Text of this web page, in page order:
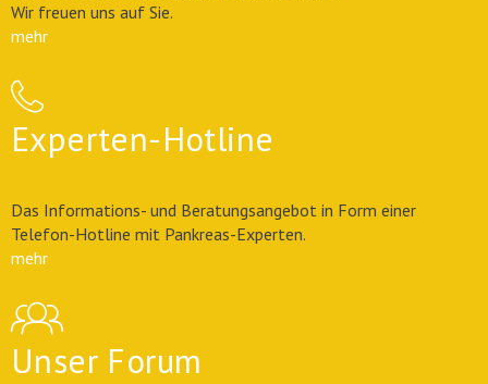
Wir freuen uns auf Sie.
mehr
Experten-Hotline
Das Informations- und Beratungsangebot in Form einer
Telefon-Hotline mit Pankreas-Experten.
mehr
Unser Forum